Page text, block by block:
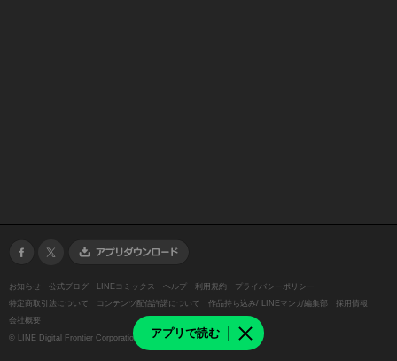
アプリで読む
お知らせ 公式ブログ LINEコミックス ヘルプ 利用規約
プライバシーポリシー
特定商取引法について
コンテンツ配信許諾について 作品持ち込み/ LINEマンガ編集部
採用情報
会社概要
© LINE Digital Frontier Corporation